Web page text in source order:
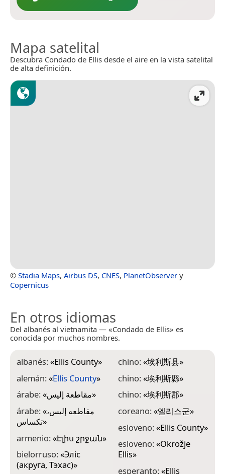
Mapa satelital
Descubra Condado de Ellis desde el aire en la vista satelital
de alta definición.
© Stadia Maps, Airbus DS, CNES, PlanetObserver y
Copernicus
En otros idiomas
Del albanés al vietnamita — «Condado de Ellis» es
conocida por muchos nombres.
albanés:«Ellis County»
alemán:«Ellis County»
árabe:«مقاطعة إليس»
árabe:«مقاطعه إليس،
تكساس»
armenio:«Էլիս շրջան»
bielorruso:«Эліс
(акруга, Тэхас)»
chino:«埃利斯县»
chino:«埃利斯縣»
chino:«埃利斯郡»
coreano:«엘리스군»
esloveno:«Ellis County»
esloveno:«Okrožje
Ellis»
esperanto:«Ellis